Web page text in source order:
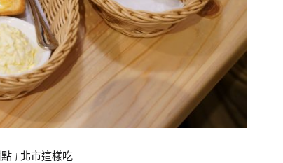
| 北市這樣吃